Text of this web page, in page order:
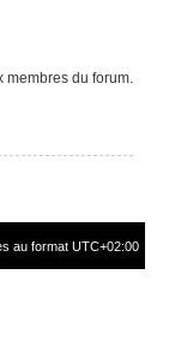
du forum.
au format UTC+02:00